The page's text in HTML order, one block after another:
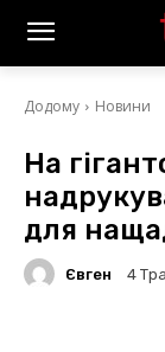
Додому Новини
На
для
Євген 4